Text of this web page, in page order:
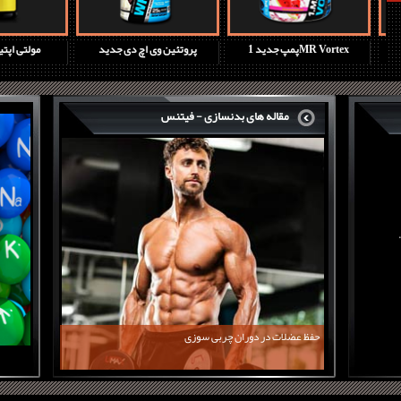
پروتئین پمپ جدید 1MR Vortex آمینو اسید کارنیور ماسل مدز
مقاله های بدنسازی - فیتنس
حفظ عضلات در دوران چربی سوزی